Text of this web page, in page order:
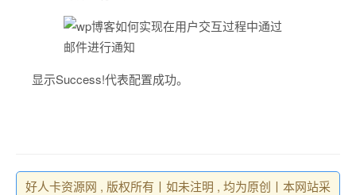
显示Success!代表配置成功。
好人卡资源网 , 版权所有丨如未注明 , 均为原创丨本网站采